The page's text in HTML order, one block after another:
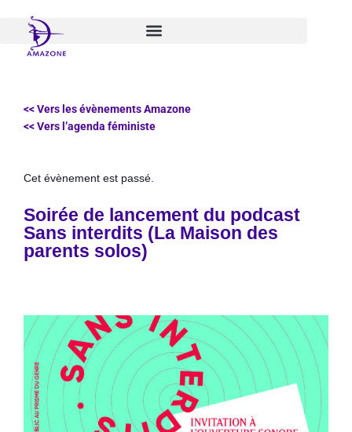
contenu
<< Vers les évènements Amazone
<< Vers l’agenda féministe
Cet évènement est passé.
Soirée de lancement du podcast
Sans interdits (La Maison des
parents solos)